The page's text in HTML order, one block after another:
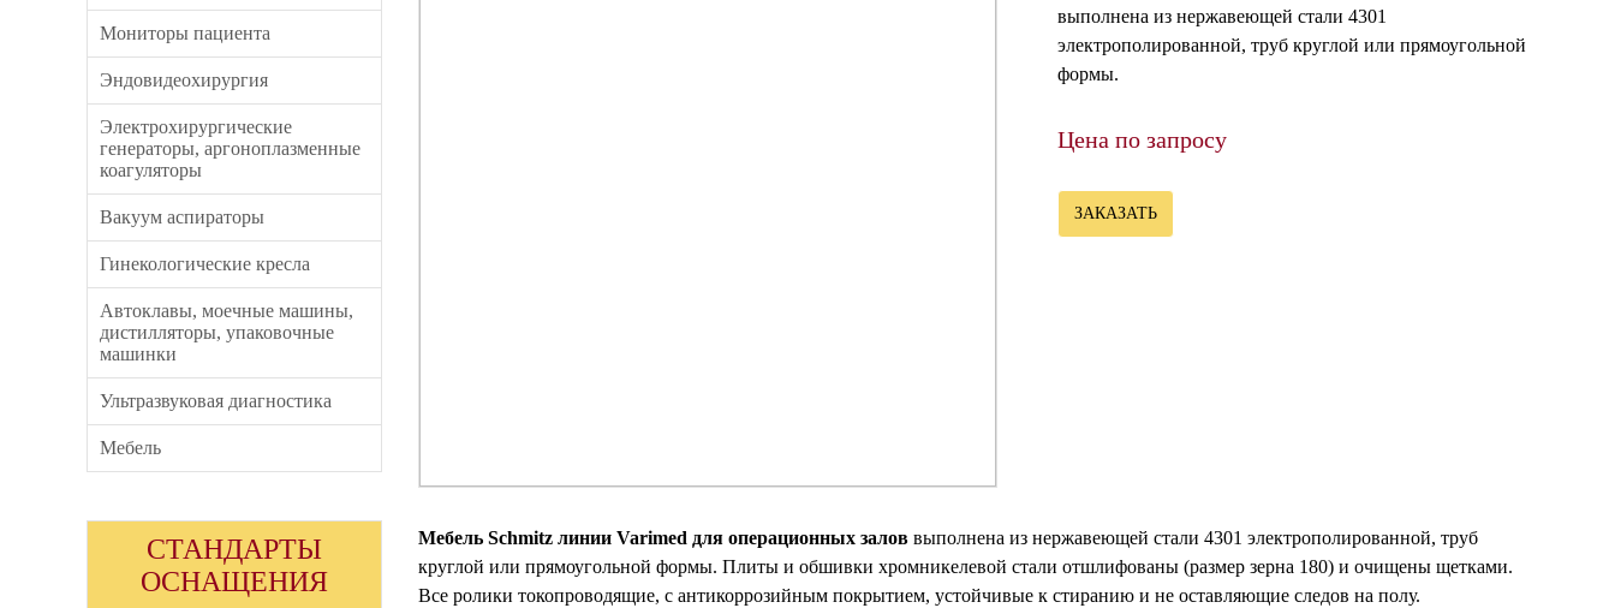
Мониторы пациента
Эндовидеохирургия
Электрохирургические
генераторы, аргоноплазменные
коагуляторы
Вакуум аспираторы
Гинекологические кресла
Автоклавы, моечные машины,
дистилляторы, упаковочные
машинки
Ультразвуковая диагностика
Мебель
СТАНДАРТЫ
ОСНАЩЕНИЯ
выполнена из нержавеющей стали 4301
электрополированной, труб круглой или прямоугольной
формы.
Цена по запросу
ЗАКАЗАТЬ
Мебель Schmitz линии Varimed для операционных залов выполнена из нержавеющей стали 4301 электрополированной, труб
круглой или прямоугольной формы. Плиты и обшивки хромникелевой стали отшлифованы (размер зерна 180) и очищены щетками.
Все ролики токопроводящие, с антикоррозийным покрытием, устойчивые к стиранию и не оставляющие следов на полу.